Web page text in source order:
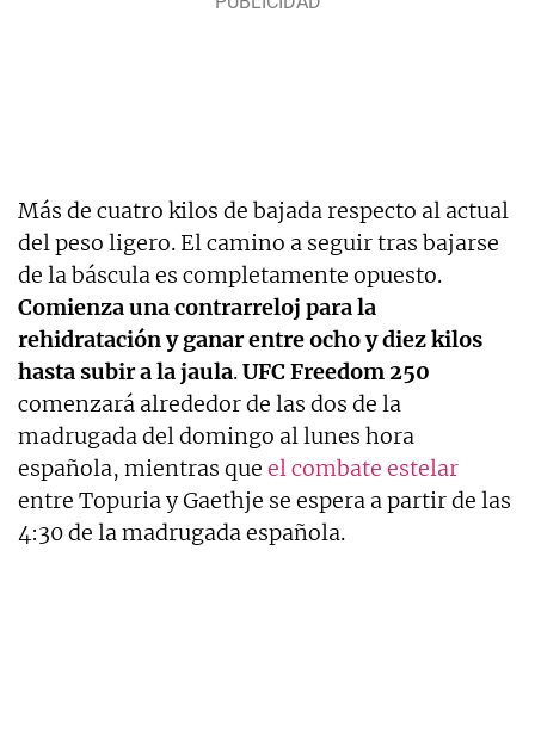
Más de cuatro kilos de bajada respecto al actual
del peso ligero. El camino a seguir tras bajarse
de la báscula es completamente opuesto.
Comienza una contrarreloj para la
rehidratación y ganar entre ocho y diez kilos
hasta subir a la jaula.UFC Freedom 250
comenzará alrededor de las dos de la
madrugada del domingo al lunes hora
española, mientras que el combate estelar
entre Topuria y Gaethje se espera a partir de las
4:30 de la madrugada española.